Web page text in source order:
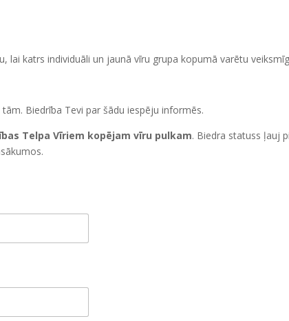
lai katrs individuāli un jaunā vīru grupa kopumā varētu
Biedrība Tevi par šādu iespēju informēs.
Telpa Vīriem kopējam vīru pulkam. Biedra statuss ļauj